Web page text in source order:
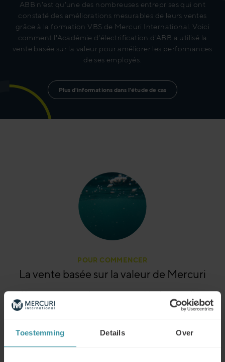
Toestemming Details Over
ABB n'est qu'une des nombreuses entreprises qui ont
constaté des améliorations mesurables de leurs ventes
grâce à la formation VBS de Mercuri International. Voici
comment l'Académie d'électrification d'ABB a utilisé la
vente basée sur la valeur pour améliorer les performances
de ses employés.
Plus d'informations dans l'étude de cas
POUR COMMENCER
La vente basée sur la valeur de Mercuri
Vous souhaitez avoir un aperçu rapide de la manière
dont nous abordons la formation à la vente basée sur la